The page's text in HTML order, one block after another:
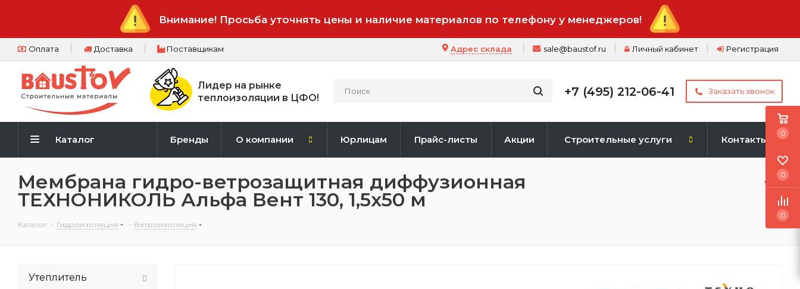
Внимание! Просьба уточнять цены и наличие материалов по телефону у менеджеров!
Оплата Доставка Поставщикам Регистрация
Личный кабинет
sale@baustof.ru
Адрес склада
Лидер на рынке
теплоизоляции в ЦФО!
+7 (495) 212-06-41 Заказать звонок
Каталог Бренды О компании Юрлицам Прайс-листы Акции Строительные услуги Контакты
Мембрана гидро-ветрозащитная диффузионная
ТЕХНОНИКОЛЬ Альфа Вент 130, 1,5х50 м
Каталог - Гидроизоляция - Ветроизоляция
Утеплитель
0
0
0